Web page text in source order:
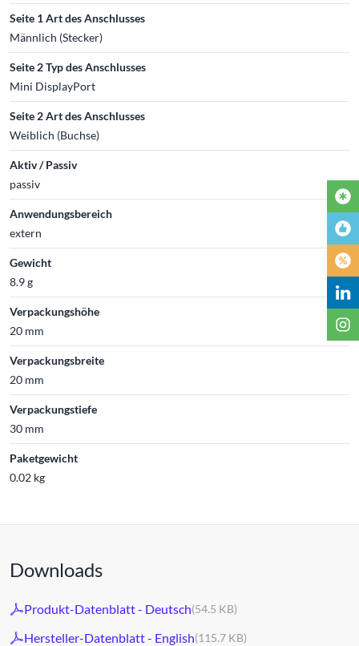
Seite 1 Art des Anschlusses
Männlich (Stecker)
Seite 2 Typ des Anschlusses
Mini DisplayPort
Seite 2 Art des Anschlusses
Weiblich (Buchse)
Aktiv / Passiv
passiv
Anwendungsbereich
extern
Gewicht
8.9 g
Verpackungshöhe
20 mm
Verpackungsbreite
20 mm
Verpackungstiefe
30 mm
Paketgewicht
0.02 kg
Downloads
Produkt-Datenblatt - Deutsch(54.5 KB)
Hersteller-Datenblatt - English(115.7 KB)